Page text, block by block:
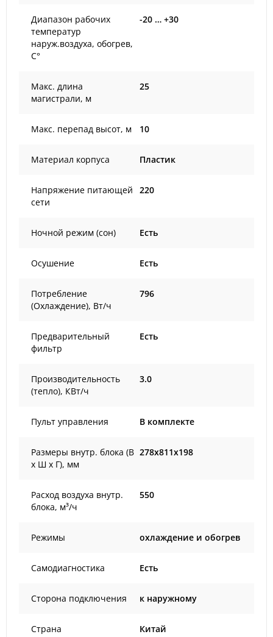
Диапазон рабочих
температур
наруж.воздуха, обогрев,
С°
-20 … +30
Макс. длина
магистрали, м
25
Макс. перепад высот, м 10
Материал корпуса Пластик
Напряжение питающей
сети
220
Ночной режим (сон) Есть
Осушение Есть
Потребление
(Охлаждение), Вт/ч
796
Предварительный
фильтр
Есть
Производительность
(тепло), КВт/ч
3.0
Пульт управления В комплекте
Размеры внутр. блока (В
х Ш х Г), мм
278x811x198
Расход воздуха внутр.
блока, м³/ч
550
Режимы охлаждение и обогрев
Самодиагностика Есть
Сторона подключения к наружному
Страна Китай